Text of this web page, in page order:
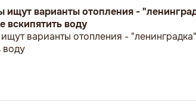
варианты отопления -
вскипятить воду
варианты отопления -
воду